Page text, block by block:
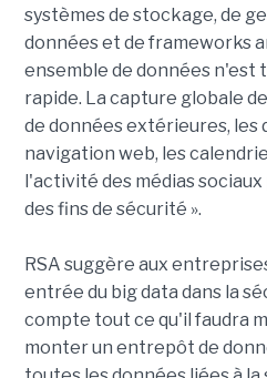
systèmes de stockage, de
données et de frameworks
ensemble de données n'est
rapide. La capture globale
de données extérieures, les
navigation web, les
l'activité des médias
des fins de sécurité ».
RSA suggère aux
entrée du big data dans la
compte tout ce qu'il faudra
monter un entrepôt de